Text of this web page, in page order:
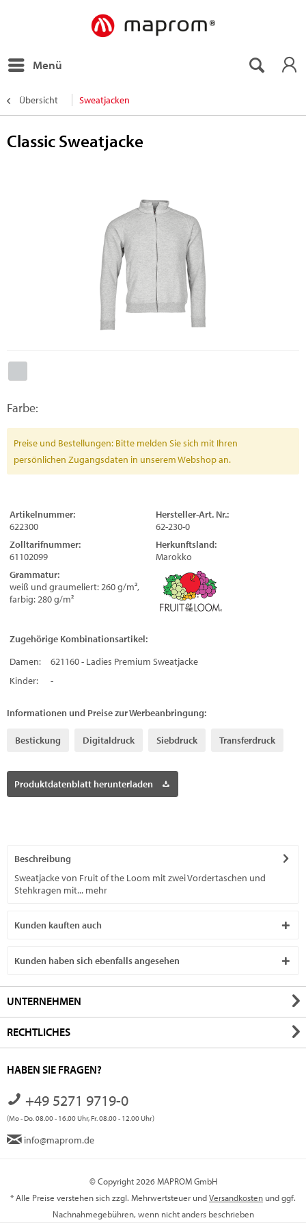
Menü
Übersicht Sweatjacken
Classic Sweatjacke
Farbe:
Preise und Bestellungen: Bitte melden Sie sich mit Ihren
persönlichen Zugangsdaten in unserem Webshop an.
Artikelnummer:
622300
Hersteller-Art. Nr.:
62-230-0
Zolltarifnummer:
61102099
Herkunftsland:
Marokko
Grammatur:
weiß und graumeliert: 260 g/m²,
farbig: 280 g/m²
Zugehörige Kombinationsartikel:
Damen:
621160 - Ladies Premium Sweatjacke
Kinder:
-
Informationen und Preise zur Werbeanbringung:
Bestickung Digitaldruck Siebdruck Transferdruck
Produktdatenblatt herunterladen
Beschreibung
Sweatjacke von Fruit of the Loom mit zwei Vordertaschen und
Stehkragen mit... mehr
Kunden kauften auch
Kunden haben sich ebenfalls angesehen
UNTERNEHMEN
RECHTLICHES
HABEN SIE FRAGEN?
+49 5271 9719-0
(Mo - Do. 08.00 - 16.00 Uhr, Fr. 08.00 - 12.00 Uhr)
info@maprom.de
© Copyright 2026 MAPROM GmbH
* Alle Preise verstehen sich zzgl. Mehrwertsteuer undVersandkosten und ggf.
Nachnahmegebühren, wenn nicht anders beschrieben